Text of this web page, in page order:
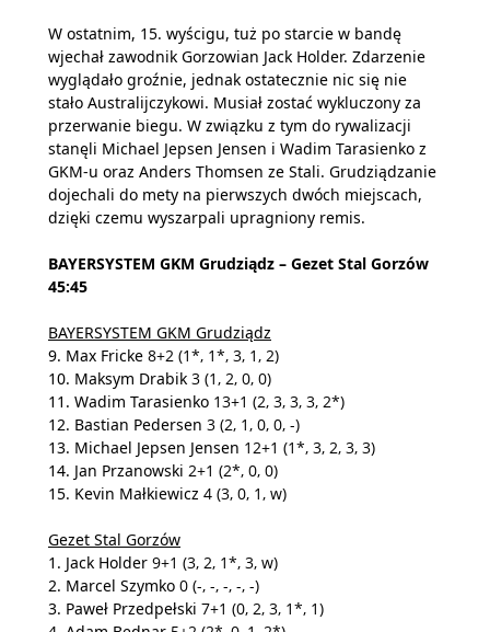
W ostatnim, 15. wyścigu, tuż po starcie w bandę
wjechał zawodnik Gorzowian Jack Holder. Zdarzenie
wyglądało groźnie, jednak ostatecznie nic się nie
stało Australijczykowi. Musiał zostać wykluczony za
przerwanie biegu. W związku z tym do rywalizacji
stanęli Michael Jepsen Jensen i Wadim Tarasienko z
GKM-u oraz Anders Thomsen ze Stali. Grudziądzanie
dojechali do mety na pierwszych dwóch miejscach,
dzięki czemu wyszarpali upragniony remis.
BAYERSYSTEM GKM Grudziądz – Gezet Stal Gorzów
45:45
BAYERSYSTEM GKM Grudziądz
9. Max Fricke 8+2 (1*, 1*, 3, 1, 2)
10. Maksym Drabik 3 (1, 2, 0, 0)
11. Wadim Tarasienko 13+1 (2, 3, 3, 3, 2*)
12. Bastian Pedersen 3 (2, 1, 0, 0, -)
13. Michael Jepsen Jensen 12+1 (1*, 3, 2, 3, 3)
14. Jan Przanowski 2+1 (2*, 0, 0)
15. Kevin Małkiewicz 4 (3, 0, 1, w)
Gezet Stal Gorzów
1. Jack Holder 9+1 (3, 2, 1*, 3, w)
2. Marcel Szymko 0 (-, -, -, -, -)
3. Paweł Przedpełski 7+1 (0, 2, 3, 1*, 1)